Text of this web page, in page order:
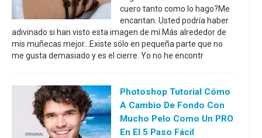
cuero tanto como lo hago?Me
encantan. Usted podría haber
adivinado si han visto esta imagen de mí.Más alrededor de
mis muñecas mejor...Existe sólo en pequeña parte que no
me gusta demasiado y es el cierre. Yo no he encontr
Photoshop Tutorial Cómo
A Cambio De Fondo Con
Mucho Pelo Como Un PRO
En El 5 Paso Fácil